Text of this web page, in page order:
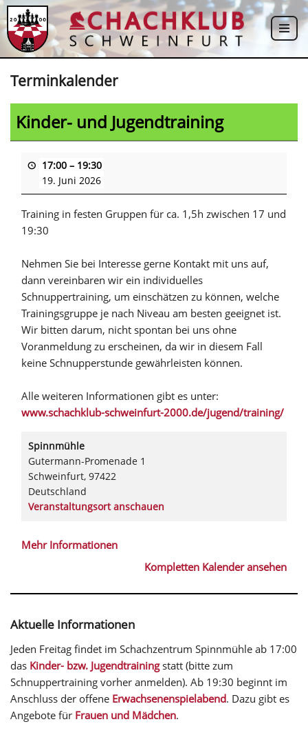
Zum
Inhalt
Terminkalender
Kinder- und Jugendtraining
17:00 – 19:30
19. Juni 2026
Training in festen Gruppen für ca. 1,5h zwischen 17 und
19:30
Nehmen Sie bei Interesse gerne Kontakt mit uns auf,
dann vereinbaren wir ein individuelles
Schnuppertraining, um einschätzen zu können, welche
Trainingsgruppe je nach Niveau am besten geeignet ist.
Wir bitten darum, nicht spontan bei uns ohne
Voranmeldung zu erscheinen, da wir in diesem Fall
keine Schnupperstunde gewährleisten können.
Alle weiteren Informationen gibt es unter:
www.schachklub-schweinfurt-2000.de/jugend/training/
Spinnmühle
Gutermann-Promenade 1
Schweinfurt, 97422
Deutschland
Veranstaltungsort anschauen
Mehr Informationen
Kompletten Kalender ansehen
Aktuelle Informationen
Jeden Freitag findet im Schachzentrum Spinnmühle ab 17:00
das Kinder- bzw. Jugendtrainingstatt (bitte zum
Schnuppertraining vorher anmelden). Ab 19:30 beginnt im
Anschluss der offene Erwachsenenspielabend. Dazu gibt es
Angebote für Frauen und Mädchen.